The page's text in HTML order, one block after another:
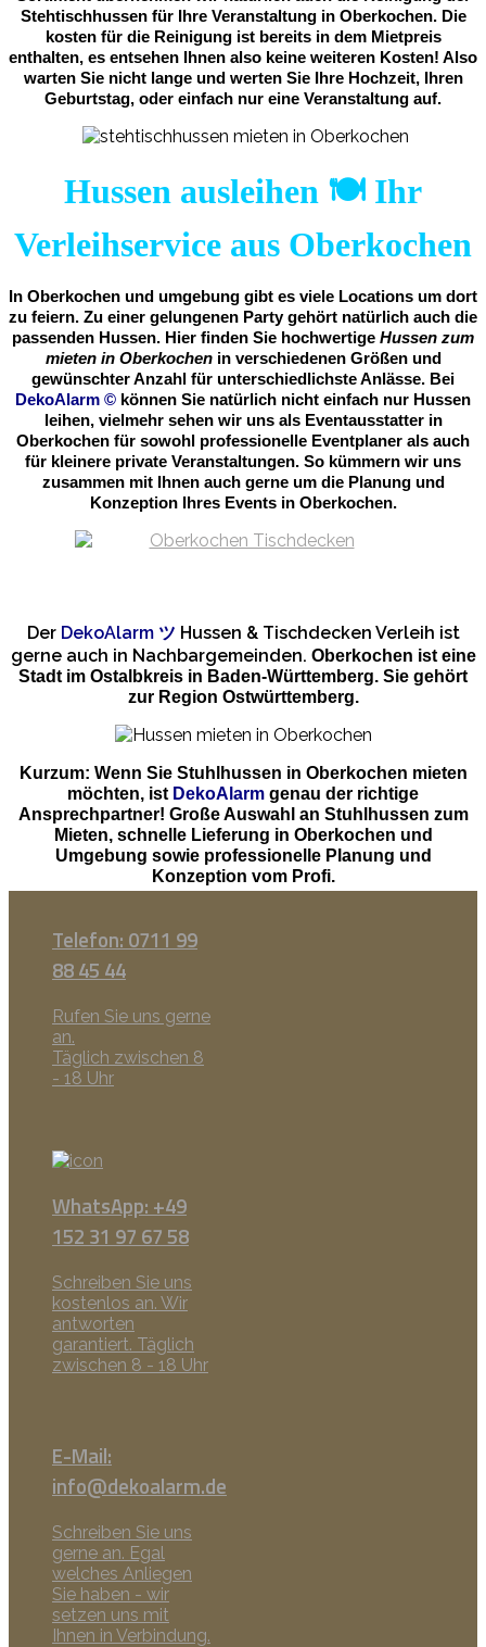
Stehtischhussen für Ihre Veranstaltung in Oberkochen. Die
kosten für die Reinigung ist bereits in dem Mietpreis
enthalten, es entsehen Ihnen also keine weiteren Kosten! Also
warten Sie nicht lange und werten Sie Ihre Hochzeit, Ihren
Geburtstag, oder einfach nur eine Veranstaltung auf.
Hussen ausleihen 🍽️ Ihr
Verleihservice aus Oberkochen
In Oberkochen und umgebung gibt es viele Locations um dort
zu feiern. Zu einer gelungenen Party gehört natürlich auch die
passenden Hussen. Hier finden Sie hochwertige Hussen zum
mieten in Oberkochenin verschiedenen Größen und
gewünschter Anzahl für unterschiedlichste Anlässe. Bei
DekoAlarm © können Sie natürlich nicht einfach nur Hussen
leihen, vielmehr sehen wir uns als Eventausstatter in
Oberkochen für sowohl professionelle Eventplaner als auch
für kleinere private Veranstaltungen. So kümmern wir uns
zusammen mit Ihnen auch gerne um die Planung und
Konzeption Ihres Events in Oberkochen.
Der DekoAlarm ツ Hussen & Tischdecken Verleih ist
gerne auch in Nachbargemeinden. Oberkochen ist eine
Stadt im Ostalbkreis in Baden-Württemberg. Sie gehört
zur Region Ostwürttemberg.
Kurzum: Wenn Sie Stuhlhussen in Oberkochen mieten
möchten, ist DekoAlarm genau der richtige
Ansprechpartner! Große Auswahl an Stuhlhussen zum
Mieten, schnelle Lieferung in Oberkochen und
Umgebung sowie professionelle Planung und
Konzeption vom Profi.
Telefon: 0711 99
88 45 44
Rufen Sie uns gerne
an.
Täglich zwischen 8
- 18 Uhr
WhatsApp: +49
152 31 97 67 58
Schreiben Sie uns
kostenlos an. Wir
antworten
garantiert. Täglich
zwischen 8 - 18 Uhr
E-Mail:
info@dekoalarm.de
Schreiben Sie uns
gerne an. Egal
welches Anliegen
Sie haben - wir
setzen uns mit
Ihnen in Verbindung.